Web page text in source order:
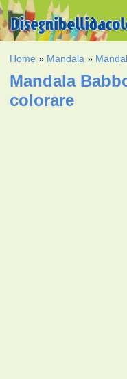
Home » Mandala »
Mandala
colorare